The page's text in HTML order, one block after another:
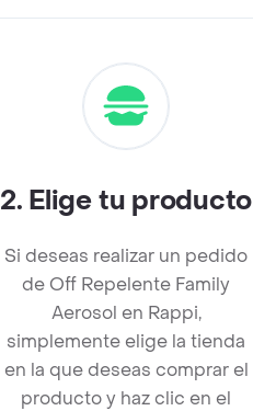
2. Elige tu producto
Si deseas realizar un pedido
de Off Repelente Family
Aerosol en Rappi,
simplemente elige la tienda
en la que deseas comprar el
producto y haz clic en el